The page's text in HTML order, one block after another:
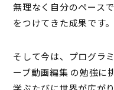
無理なく自分のペース
をつけてきた成果です。
そして今は、プログラ
ーブ動画編集 の勉強に